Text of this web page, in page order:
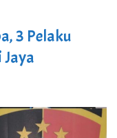
3 Pelaku